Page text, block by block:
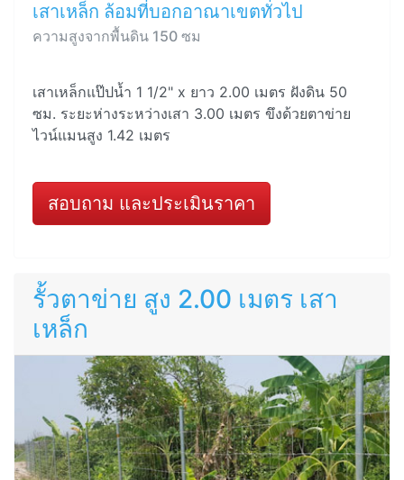
เสาเหล็ก ล้อมที่บอกอาณาเขตทั่วไป
ความสูงจากพื้นดิน 150 ซม
เสาเหล็กแป๊ปน้ำ 1 1/2" x ยาว 2.00 เมตร ฝังดิน 50
ซม. ระยะห่างระหว่างเสา 3.00 เมตร ขึงด้วยตาข่าย
ไวน์แมนสูง 1.42 เมตร
สอบถาม และประเมินราคา
รั้วตาข่าย สูง 2.00 เมตร เสา
เหล็ก